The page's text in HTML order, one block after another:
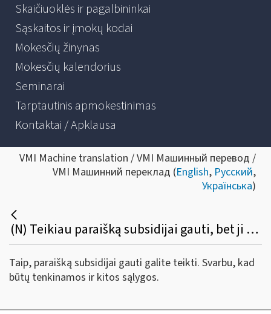
Skaičiuoklės ir pagalbininkai
Sąskaitos ir įmokų kodai
Mokesčių žinynas
Mokesčių kalendorius
Seminarai
Tarptautinis apmokestinimas
Kontaktai / Apklausa
VMI Machine translation / VMI Машинный перевод /
VMI Машинний переклад (English, Русский,
Українська)
(N) Teikiau paraišką subsidijai gauti, bet ji buvo atmesta dėl to, kad nepatikslinau 2019 m. pajamų mokesčio deklaracijos. Deklaraciją patikslinau, tačiau nepateikiau naujos paraiškos subsidijai gauti. Ar galiu paraišką pateikti dabar ir gauti subsidiją?
Taip, paraišką subsidijai gauti galite teikti. Svarbu, kad
būtų tenkinamos ir kitos sąlygos.